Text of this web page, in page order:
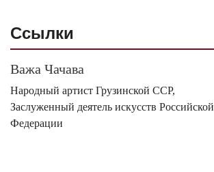
Cсылки
Важа Чачава
Народный артист Грузинской ССР,
Заслуженный деятель искусств Российской
Федерации